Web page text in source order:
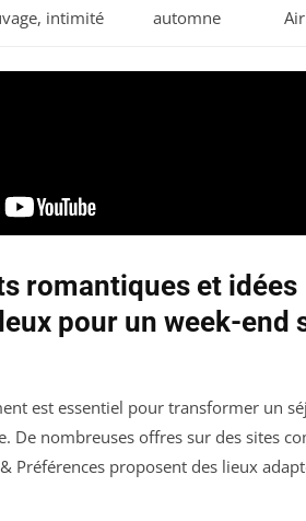
intimité
automne
romantiques et idées
pour un week-end
est essentiel pour transformer un
De nombreuses offres sur des sites
Préférences proposent des lieux